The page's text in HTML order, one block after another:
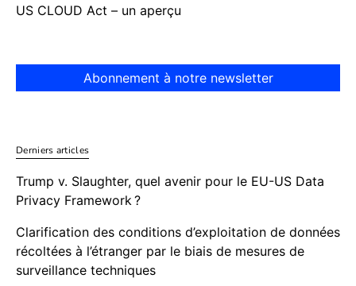
US CLOUD Act – un aperçu
Abonnement à notre newsletter
Derniers articles
Trump v. Slaughter, quel avenir pour le EU-US Data
Privacy Framework ?
Clarification des conditions d’exploitation de données
récoltées à l’étranger par le biais de mesures de
surveillance techniques